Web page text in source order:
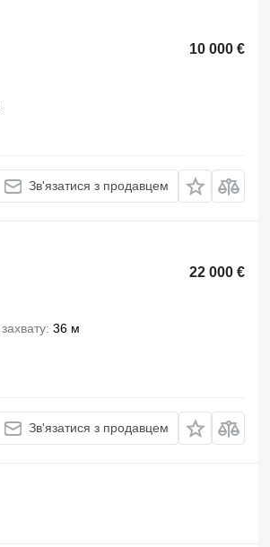
10 000 €
Зв'язатися з продавцем
22 000 €
36 м
Зв'язатися з продавцем